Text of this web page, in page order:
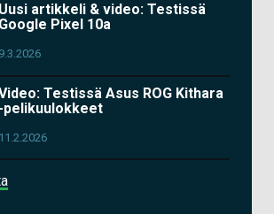
Uusi artikkeli & video: Testissä
Google Pixel 10a
9.3.2026
Testissä Asus ROG Kithara
-pelikuulokkeet
11.2.2026